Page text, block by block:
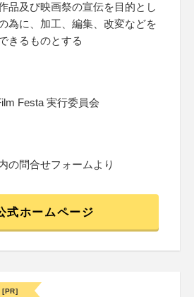
品及び映画祭の宣伝を目的とし
為に、加工、編集、改変などを
きるものとする
Festa 実行委員会
の問合せフォームより
式ホームページ
[PR]